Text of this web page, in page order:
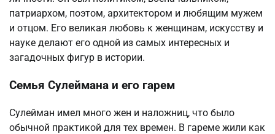
патриархом, поэтом, архитектором и любящим мужем
и отцом. Его великая любовь к женщинам, искусству и
науке делают его одной из самых интересных и
загадочных фигур в истории.
Семья Сулеймана и его гарем
Сулейман имел много жен и наложниц, что было
обычной практикой для тех времен. В гареме жили как